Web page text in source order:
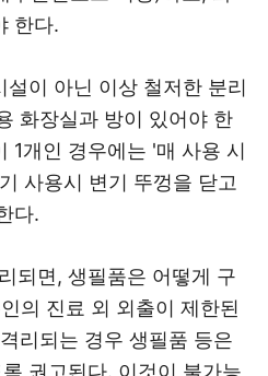
한다.
이 아닌 이상 철저한 분리
화장실과 방이 있어야 한
1개인 경우에는 '매 사용 시
사용시 변기 뚜껑을 닫고
다.
되면, 생필품은 어떻게 구
의 진료 외 외출이 제한된
리되는 경우 생필품 등은
권고된다. 이것이 불가능